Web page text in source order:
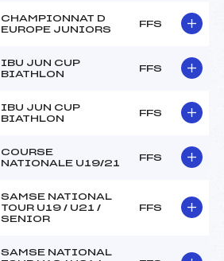
CHAMPIONNAT D
EUROPE JUNIORS
FFS
IBU JUN CUP
BIATHLON
FFS
IBU JUN CUP
BIATHLON
FFS
COURSE
NATIONALE U19/21
FFS
SAMSE NATIONAL
TOUR U19 / U21 /
SENIOR
FFS
SAMSE NATIONAL